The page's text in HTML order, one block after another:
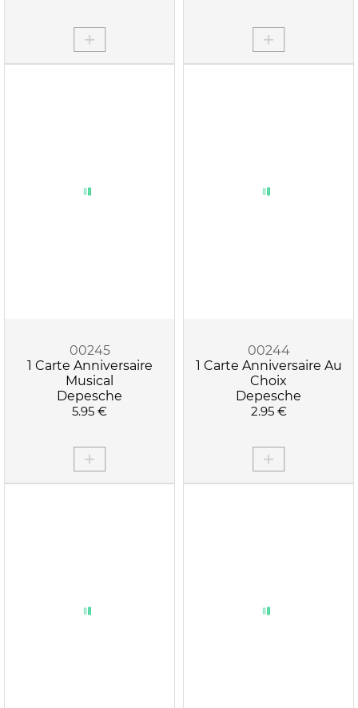
00245
1 Carte Anniversaire
Musical
Depesche
5.95 €
00244
1 Carte Anniversaire Au
Choix
Depesche
2.95 €